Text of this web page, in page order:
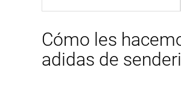
Cómo les
adidas de